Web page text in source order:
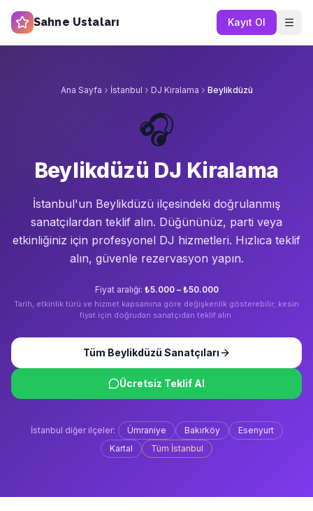
Sahne Ustaları Kayıt Ol
Ana Sayfa İstanbul DJ Kiralama Beylikdüzü
🎧
Beylikdüzü DJ Kiralama
İstanbul'un Beylikdüzü ilçesindeki doğrulanmış
sanatçılardan teklif alın. Düğününüz, parti veya
etkinliğiniz için profesyonel DJ hizmetleri. Hızlıca teklif
alın, güvenle rezervasyon yapın.
Fiyat aralığı: ₺5.000 – ₺50.000
Tarih, etkinlik türü ve hizmet kapsamına göre değişkenlik gösterebilir; kesin
fiyat için doğrudan sanatçıdan teklif alın.
Tüm Beylikdüzü Sanatçıları
Ücretsiz Teklif Al
İstanbul diğer ilçeler: Ümraniye Bakırköy
Esenyurt
Kartal
Tüm İstanbul